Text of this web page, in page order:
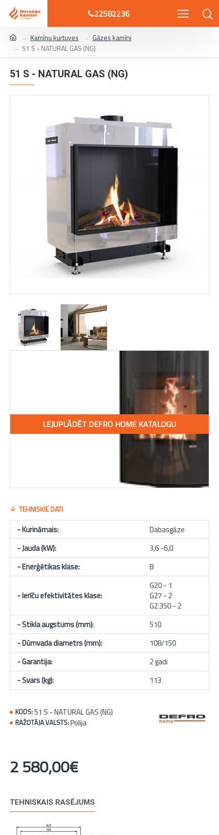
22582236
Kamīnu kurtuves
Gāzes kamīni
51 S - NATURAL GAS (NG)
51 S - NATURAL GAS (NG)
LEJUPLĀDĒT DEFRO HOME KATALOGU
TEHNISKIE DATI
- Kurināmais:
Dabasgāze
- Jauda (kW):
3,6 -6,0
-Enerģētikas klase: B
- Ierīču efektivitātes klase:
G20 - 1
G27 - 2
G2.350 - 2
- Stikla augstums (mm):
510
- Dūmvada diametrs (mm):
108/150
- Garantija:
2 gadi
- Svars (kg):
113
KODS:51 S - NATURAL GAS (NG)
RAŽOTĀJA VALSTS:Polija
2 580,00€
TEHNISKAIS RASĒJUMS